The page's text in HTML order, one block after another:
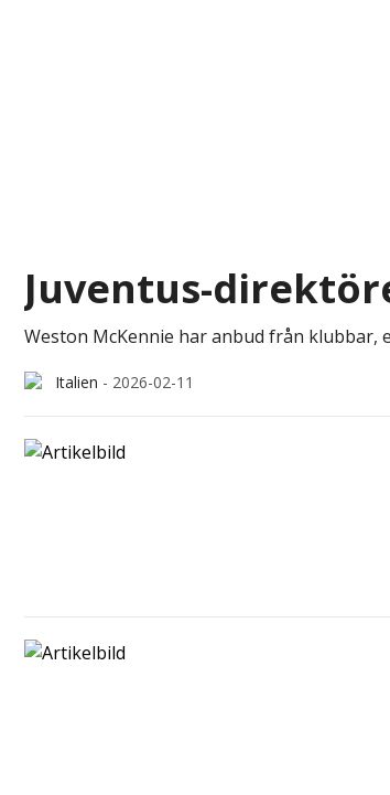
Juventus-
Weston McKennie har anbud från
Italien - 2026-02-11